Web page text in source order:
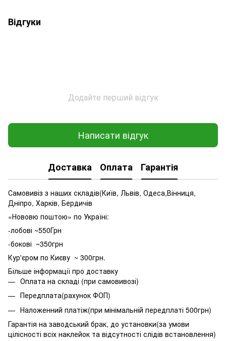
Відгуки
Додайте перший відгук
Написати відгук
Доставка Оплата Гарантія
Самовивіз з наших складів(Київ, Львів, Одеса,Вінниця,
Дніпро, Харків, Бердичів
«Нововю поштою» по Україні:
-лобові ~550Грн
-бокові ~350грн
Кур'єром по Києву ~ 300грн.
Більше інформації про доставку
Оплата на складі (при самовивозі)
Передплата(рахунок ФОП)
Наложенний платіж(при мінімальній передплаті 500грн)
Гарантія на заводський брак, до установки(за умови
цілісності всіх наклейок та відсутності слідів встановлення)